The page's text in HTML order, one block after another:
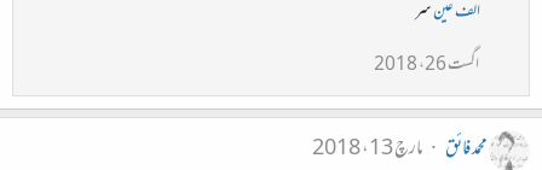
الف عینسر
اگست 26، 2018
محمد فائق
مارچ 13، 2018